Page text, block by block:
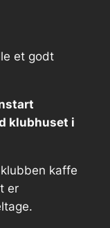
et godt
klubhuset i
kaffe
er